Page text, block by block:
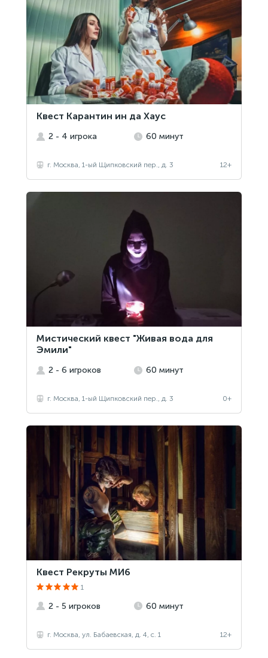
Квест Карантин ин да Хаус
2 - 4 игрока 60 минут
г. Москва, 1-ый Щипковский пер., д. 3 12+
Мистический квест "Живая вода для
Эмили"
2 - 6 игроков 60 минут
г. Москва, 1-ый Щипковский пер., д. 3 0+
Квест Рекруты МИ6
1
2 - 5 игроков 60 минут
г. Москва, ул. Бабаевская, д. 4, с. 1 12+